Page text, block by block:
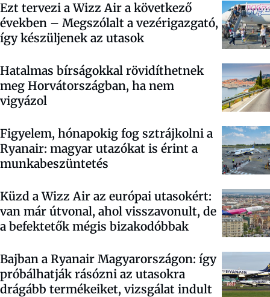
Ezt tervezi a Wizz Air a következő
években – Megszólalt a vezérigazgató,
így készüljenek az utasok
Hatalmas bírságokkal rövidíthetnek
meg Horvátországban, ha nem
vigyázol
Figyelem, hónapokig fog sztrájkolni a
Ryanair: magyar utazókat is érint a
munkabeszüntetés
Küzd a Wizz Air az európai utasokért:
van már útvonal, ahol visszavonult, de
a befektetők mégis bizakodóbbak
Bajban a Ryanair Magyarországon: így
próbálhatják rásózni az utasokra
drágább termékeiket, vizsgálat indult